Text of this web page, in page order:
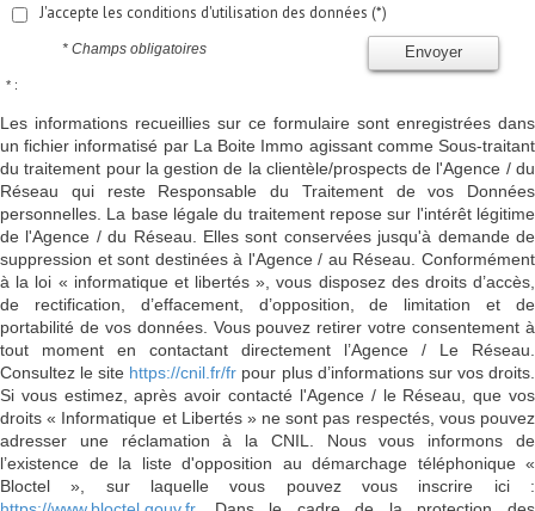
J'accepte les conditions d'utilisation des données (*)
Envoyer
* Champs obligatoires
* :
Les informations recueillies sur ce formulaire sont enregistrées dans
un fichier informatisé par La Boite Immo agissant comme Sous-traitant
du traitement pour la gestion de la clientèle/prospects de l'Agence / du
Réseau qui reste Responsable du Traitement de vos Données
personnelles. La base légale du traitement repose sur l'intérêt légitime
de l'Agence / du Réseau. Elles sont conservées jusqu'à demande de
suppression et sont destinées à l'Agence / au Réseau. Conformément
à la loi « informatique et libertés », vous disposez des droits d’accès,
de rectification, d’effacement, d’opposition, de limitation et de
portabilité de vos données. Vous pouvez retirer votre consentement à
tout moment en contactant directement l’Agence / Le Réseau.
Consultez le site https://cnil.fr/fr pour plus d’informations sur vos droits.
Si vous estimez, après avoir contacté l'Agence / le Réseau, que vos
droits « Informatique et Libertés » ne sont pas respectés, vous pouvez
adresser une réclamation à la CNIL. Nous vous informons de
l’existence de la liste d'opposition au démarchage téléphonique «
Bloctel », sur laquelle vous pouvez vous inscrire ici :